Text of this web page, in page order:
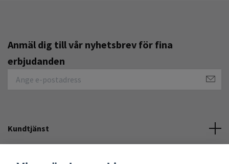
Anmäl dig till vår nyhetsbrev för fina
erbjudanden
Kundtjänst